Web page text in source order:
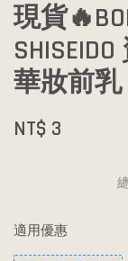
現貨
華妝前乳
NT$ 3
適用優惠